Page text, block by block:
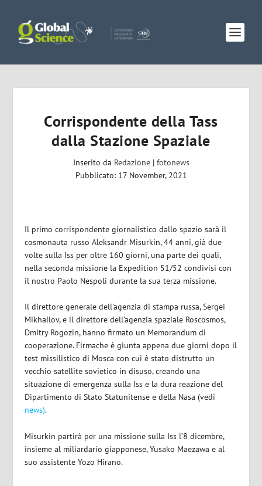
Corrispondente della Tass
dalla Stazione Spaziale
Inserito da Redazione| fotonews
Pubblicato: 17 November, 2021
Il primo corrispondente giornalistico dallo spazio sarà il
cosmonauta russo Aleksandr Misurkin, 44 anni, già due
volte sulla Iss per oltre 160 giorni, una parte dei quali,
nella seconda missione la Expedition 51/52 condivisi con
il nostro Paolo Nespoli durante la sua terza missione.
Il direttore generale dell’agenzia di stampa russa, Sergei
Mikhailov, e il direttore dell’agenzia spaziale Roscosmos,
Dmitry Rogozin, hanno firmato un Memorandum di
cooperazione. Firmache è giunta appena due giorni dopo il
test missilistico di Mosca con cui è stato distrutto un
vecchio satellite sovietico in disuso, creando una
situazione di emergenza sulla Iss e la dura reazione del
Dipartimento di Stato Statunitense e della Nasa (vedi
news).
Misurkin partirà per una missione sulla Iss l’8 dicembre,
insieme al miliardario giapponese, Yusako Maezawa e al
suo assistente Yozo Hirano.